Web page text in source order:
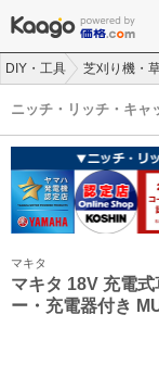
DIY・工具
芝刈り機・
ニッチ・リッチ・キャ
マキタ
マキタ 18V 充電
ー・充電器付き